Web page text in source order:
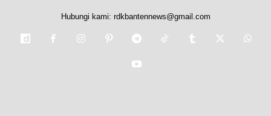
Hubungi kami: rdkbantennews@gmail.com